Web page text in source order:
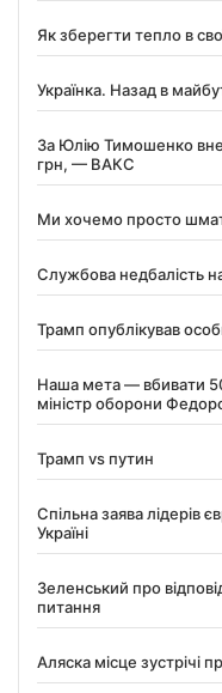
Як зберегти тепло в
Українка. Назад в
За Юлію Тимошенко
грн, — ВАКС
Ми хочемо просто
Службова недбалість
Трамп опублікував
Наша мета — вбивати
міністр оборони
Трамп vs путин
Спільна заява лідерів
Україні
Зеленський про
питання
Аляска місце зустрічі